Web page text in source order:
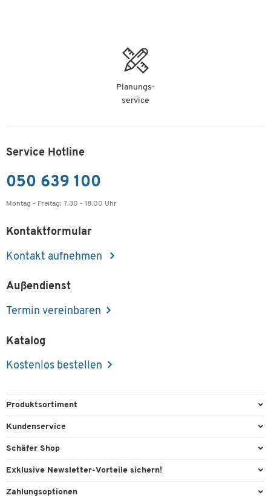
Planungs-
service
Service Hotline
050 639 100
Montag - Freitag: 7.30 - 18.00 Uhr
Kontaktformular
Kontakt aufnehmen
Außendienst
Termin vereinbaren
Katalog
Kostenlos bestellen
Produktsortiment
Büroausstattung
Reinigung & Hygiene
Kundenservice
Direktbestellung
Recycling
Schäfer Shop
Services & Leistungen
Exklusive Newsletter-Vorteile sichern!
Willkommensgeschenk
Zahlungsoptionen